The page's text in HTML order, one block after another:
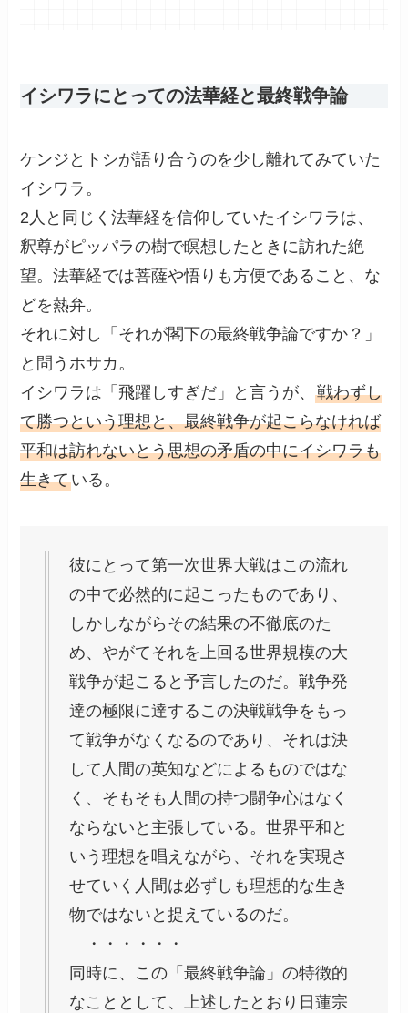
イシワラにとっての法華経と最終戦争論
ケンジとトシが語り合うのを少し離れてみていた
イシワラ。
2人と同じく法華経を信仰していたイシワラは、
釈尊がピッパラの樹で瞑想したときに訪れた絶
望。法華経では菩薩や悟りも方便であること、な
どを熱弁。
それに対し「それが閣下の最終戦争論ですか？」
と問うホサカ。
イシワラは「飛躍しすぎだ」と言うが、戦わずし
て勝つという理想と、最終戦争が起こらなければ
平和は訪れないとう思想の矛盾の中にイシワラも
生きている。
彼にとって第一次世界大戦はこの流れ
の中で必然的に起こったものであり、
しかしながらその結果の不徹底のた
め、やがてそれを上回る世界規模の大
戦争が起こると予言したのだ。戦争発
達の極限に達するこの決戦戦争をもっ
て戦争がなくなるのであり、それは決
して人間の英知などによるものではな
く、そもそも人間の持つ闘争心はなく
ならないと主張している。世界平和と
いう理想を唱えながら、それを実現さ
せていく人間は必ずしも理想的な生き
物ではないと捉えているのだ。
・・・・・・
同時に、この「最終戦争論」の特徴的
なこととして、上述したとおり日蓮宗